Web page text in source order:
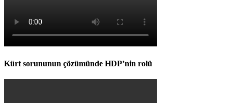
Kürt sorununun çözümünde HDP’nin rolü